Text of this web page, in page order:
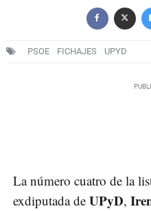
PSOE FICHAJES UPYD
La número cuatro de la
exdiputada de UPyD,